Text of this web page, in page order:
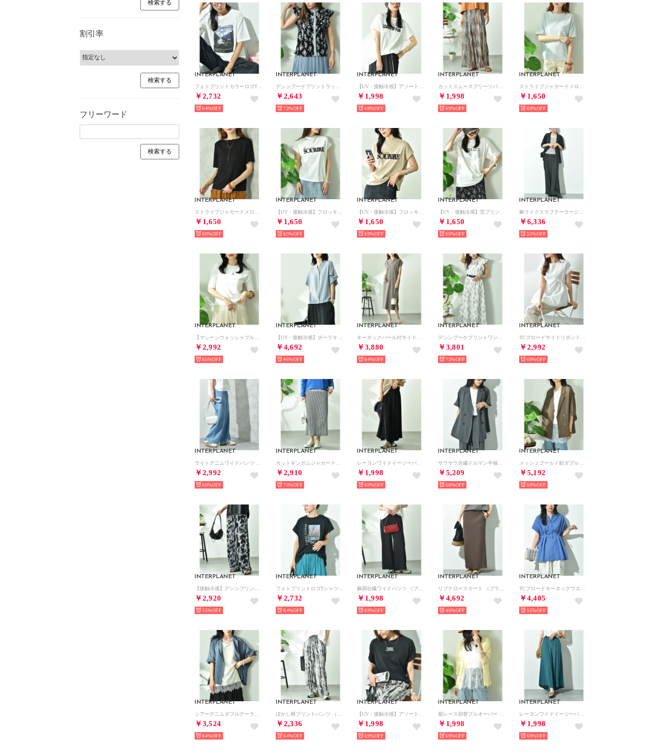
割引率
フリーワード
INTERPLANET
￥2,732
64%
INTERPLANET
￥2,643
73%
INTERPLANET
￥1,998
69%
INTERPLANET
￥1,998
69%
INTERPLANET
￥1,650
69%
INTERPLANET
￥1,650
69%
INTERPLANET
￥1,650
69%
INTERPLANET
￥1,650
69%
INTERPLANET
￥1,650
69%
INTERPLANET
￥6,336
55%
INTERPLANET
￥2,992
65%
INTERPLANET
￥4,692
46%
INTERPLANET
￥3,880
64%
INTERPLANET
￥3,801
73%
INTERPLANET
￥2,992
69%
INTERPLANET
￥2,992
60%
INTERPLANET
￥2,910
73%
INTERPLANET
￥1,998
69%
INTERPLANET
￥5,209
68%
INTERPLANET
￥5,192
60%
INTERPLANET
￥2,920
55%
INTERPLANET
￥2,732
64%
INTERPLANET
￥1,998
69%
INTERPLANET
￥4,692
46%
INTERPLANET
￥4,405
55%
INTERPLANET
￥3,524
64%
INTERPLANET
￥2,336
64%
INTERPLANET
￥1,998
69%
INTERPLANET
￥1,998
69%
INTERPLANET
￥1,998
69%